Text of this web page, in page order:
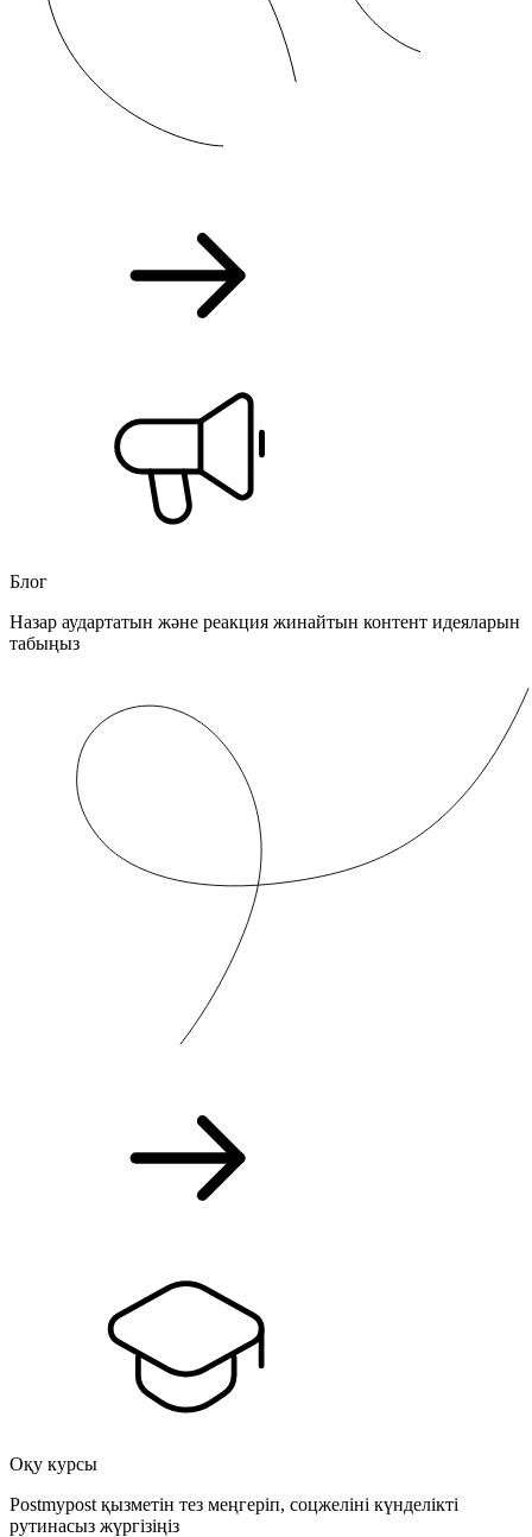
Блог
Назар аудартатын және реакция жинайтын контент идеяларын
табыңыз
Оқу курсы
Postmypost қызметін тез меңгеріп, соцжеліні күнделікті
рутинасыз жүргізіңіз